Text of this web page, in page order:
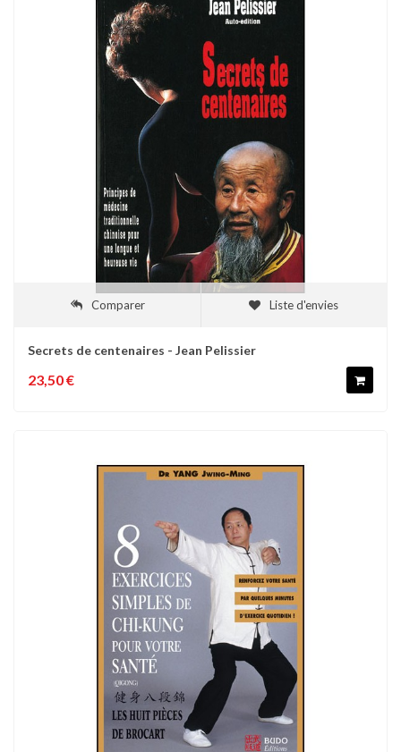
Comparer Liste d'envies
Secrets de centenaires - Jean Pelissier
23,50 €